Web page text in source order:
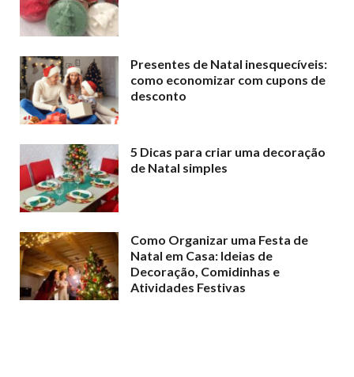
Presentes de Natal inesquecíveis:
como economizar com cupons de
desconto
5 Dicas para criar uma decoração
de Natal simples
Como Organizar uma Festa de
Natal em Casa: Ideias de
Decoração, Comidinhas e
Atividades Festivas